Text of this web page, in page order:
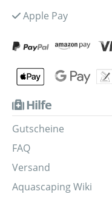
Apple Pay
Hilfe
Gutscheine
FAQ
Versand
Aquascaping Wiki